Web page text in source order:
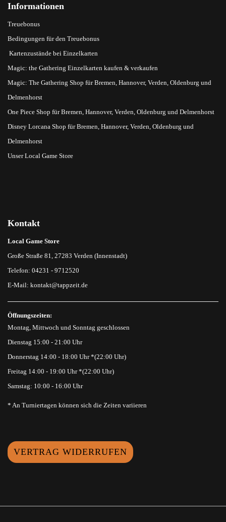
Informationen
Treuebonus
Bedingungen für den Treuebonus
Kartenzustände bei Einzelkarten
Magic: the Gathering Einzelkarten kaufen & verkaufen
Magic: The Gathering Shop für Bremen, Hannover, Verden, Oldenburg und
Delmenhorst
One Piece Shop für Bremen, Hannover, Verden, Oldenburg und Delmenhorst
Disney Lorcana Shop für Bremen, Hannover, Verden, Oldenburg und
Delmenhorst
Unser Local Game Store
Kontakt
Local Game Store
Große Straße 81, 27283 Verden (Innenstadt)
Telefon: 04231 - 9712520
E-Mail: kontakt@tappzeit.de
Öffnungszeiten:
Montag, Mittwoch und Sonntag geschlossen
Dienstag 15:00 - 21:00 Uhr
Donnerstag 14:00 - 18:00 Uhr *(22:00 Uhr)
Freitag 14:00 - 19:00 Uhr *(22:00 Uhr)
Samstag: 10:00 - 16:00 Uhr
* An Turniertagen können sich die Zeiten variieren
VERTRAG WIDERRUFEN